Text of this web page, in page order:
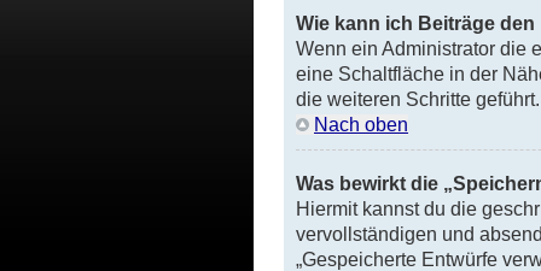
Wie kann ich Beiträge
Wenn ein Administrator die
eine Schaltfläche in der
die weiteren Schritte geführt.
Nach oben
Was bewirkt die
Hiermit kannst du die
vervollständigen und
„Gespeicherte Entwürfe